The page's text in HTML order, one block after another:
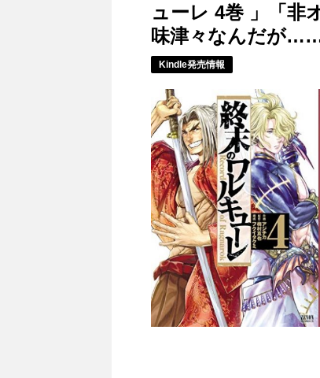
ューレ 4巻 」「非
味津々なんだが
Kindle発売情報